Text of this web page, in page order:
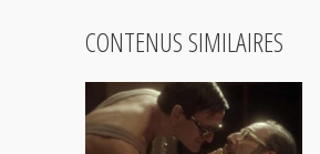
CONTENUS SIMILAIRES